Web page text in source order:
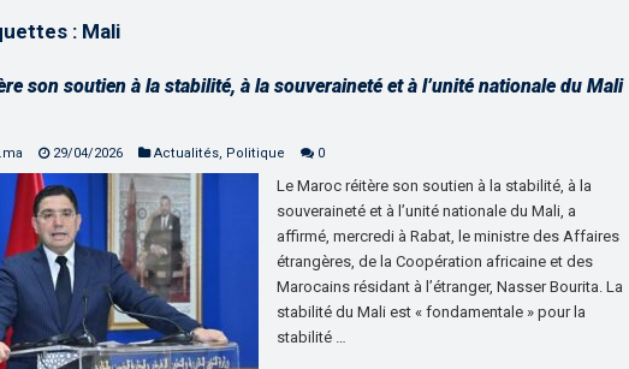
: Mali
son soutien à la stabilité, à la souveraineté et à l’unité nationale du Mali
29/04/2026 Actualités, Politique 0
Le Maroc réitère son soutien à la stabilité, à la
souveraineté et à l’unité nationale du Mali, a
affirmé, mercredi à Rabat, le ministre des Affaires
étrangères, de la Coopération africaine et des
Marocains résidant à l’étranger, Nasser Bourita. La
stabilité du Mali est « fondamentale » pour la
stabilité …